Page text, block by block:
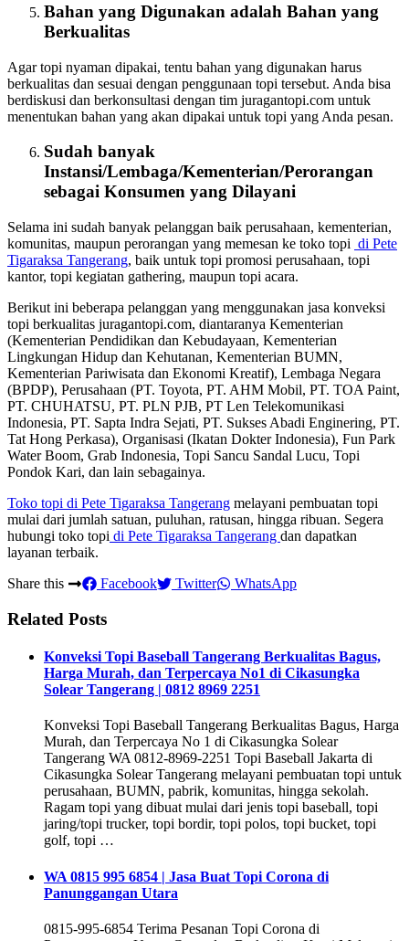
Bahan yang Digunakan adalah Bahan yang
Berkualitas
Agar topi nyaman dipakai, tentu bahan yang digunakan harus
berkualitas dan sesuai dengan penggunaan topi tersebut. Anda bisa
berdiskusi dan berkonsultasi dengan tim juragantopi.com untuk
menentukan bahan yang akan dipakai untuk topi yang Anda pesan.
Sudah banyak
Instansi/Lembaga/Kementerian/Perorangan
sebagai Konsumen yang Dilayani
Selama ini sudah banyak pelanggan baik perusahaan, kementerian,
komunitas, maupun perorangan yang memesan ke toko topi di Pete
Tigaraksa Tangerang, baik untuk topi promosi perusahaan, topi
kantor, topi kegiatan gathering, maupun topi acara.
Berikut ini beberapa pelanggan yang menggunakan jasa konveksi
topi berkualitas juragantopi.com, diantaranya Kementerian
(Kementerian Pendidikan dan Kebudayaan, Kementerian
Lingkungan Hidup dan Kehutanan, Kementerian BUMN,
Kementerian Pariwisata dan Ekonomi Kreatif), Lembaga Negara
(BPDP), Perusahaan (PT. Toyota, PT. AHM Mobil, PT. TOA Paint,
PT. CHUHATSU, PT. PLN PJB, PT Len Telekomunikasi
Indonesia, PT. Sapta Indra Sejati, PT. Sukses Abadi Enginering, PT.
Tat Hong Perkasa), Organisasi (Ikatan Dokter Indonesia), Fun Park
Water Boom, Grab Indonesia, Topi Sancu Sandal Lucu, Topi
Pondok Kari, dan lain sebagainya.
Toko topi di Pete Tigaraksa Tangerang melayani pembuatan topi
mulai dari jumlah satuan, puluhan, ratusan, hingga ribuan. Segera
hubungi toko topi di Pete Tigaraksa Tangerang dan dapatkan
layanan terbaik.
Share this
Facebook Twitter WhatsApp
Related Posts
Konveksi Topi Baseball Tangerang Berkualitas Bagus,
Harga Murah, dan Terpercaya No1 di Cikasungka
Solear Tangerang | 0812 8969 2251
Konveksi Topi Baseball Tangerang Berkualitas Bagus, Harga
Murah, dan Terpercaya No 1 di Cikasungka Solear
Tangerang WA 0812-8969-2251 Topi Baseball Jakarta di
Cikasungka Solear Tangerang melayani pembuatan topi untuk
perusahaan, BUMN, pabrik, komunitas, hingga sekolah.
Ragam topi yang dibuat mulai dari jenis topi baseball, topi
jaring/topi trucker, topi bordir, topi polos, topi bucket, topi
golf, topi …
WA 0815 995 6854 | Jasa Buat Topi Corona di
Panunggangan Utara
0815-995-6854 Terima Pesanan Topi Corona di